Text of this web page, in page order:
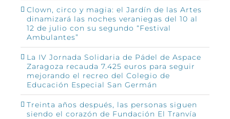
Clown, circo y magia: el Jardín de las Artes
dinamizará las noches veraniegas del 10 al
12 de julio con su segundo “Festival
Ambulantes”
La IV Jornada Solidaria de Pádel de Aspace
Zaragoza recauda 7.425 euros para seguir
mejorando el recreo del Colegio de
Educación Especial San Germán
Treinta años después, las personas siguen
siendo el corazón de Fundación El Tranvía